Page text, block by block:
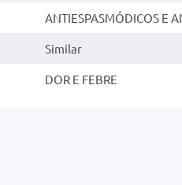
ANTIESPASMÓDICOS E
Similar
DOR E FEBRE